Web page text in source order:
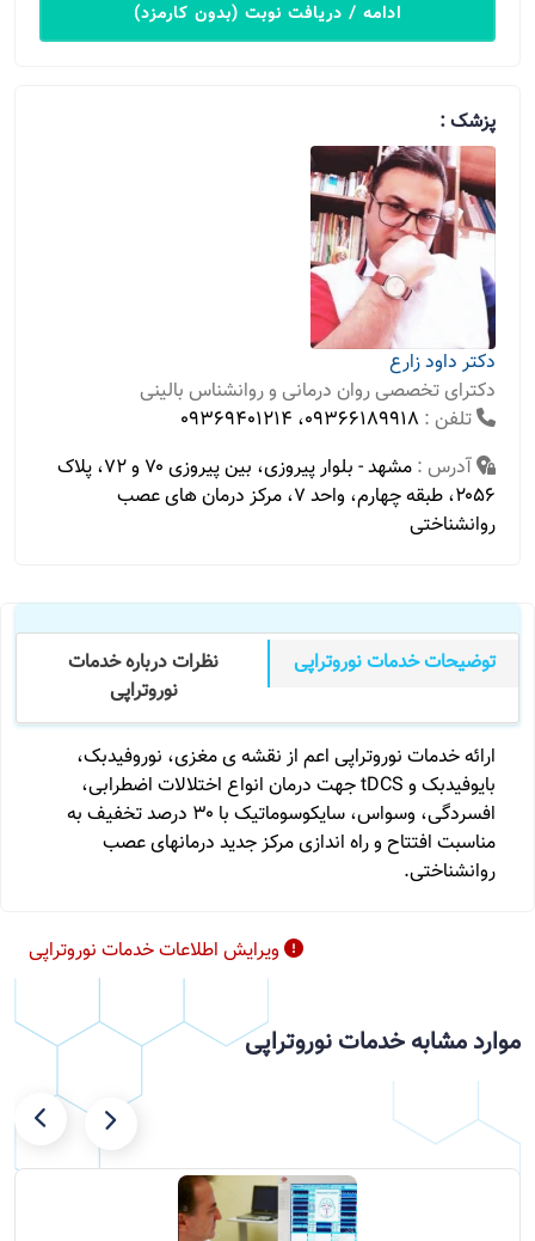
ادامه / دریافت نوبت (بدون کارمزد)
پزشک :
دکتر داود زارع
دکترای تخصصی روان درمانی و روانشناس بالینی
تلفن : 09366189918، 09369401214
آدرس :
مشهد - بلوار پیروزی، بین پیروزی ۷۰ و ۷۲، پلاک
۲۰۵۶، طبقه چهارم، واحد ۷، مرکز درمان های عصب
روانشناختی
توضیحات خدمات نوروتراپی
نظرات درباره خدمات
نوروتراپی
ارائه خدمات نوروتراپی اعم از نقشه ی مغزی، نوروفیدبک،
بایوفیدبک و tDCS جهت درمان انواع اختلالات اضطرابی،
افسردگی، وسواس، سایکوسوماتیک با ۳۰ درصد تخفیف به
مناسبت افتتاح و راه اندازی مرکز جدید درمانهای عصب
روانشناختی.
ویرایش اطلاعات خدمات نوروتراپی
موارد مشابه خدمات نوروتراپی